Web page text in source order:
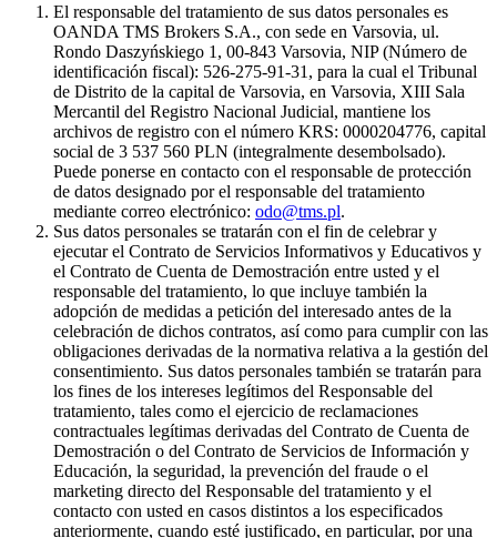
El responsable del tratamiento de sus datos personales es
OANDA TMS Brokers S.A., con sede en Varsovia, ul.
Rondo Daszyńskiego 1, 00-843 Varsovia, NIP (Número de
identificación fiscal): 526-275-91-31, para la cual el Tribunal
de Distrito de la capital de Varsovia, en Varsovia, XIII Sala
Mercantil del Registro Nacional Judicial, mantiene los
archivos de registro con el número KRS: 0000204776, capital
social de 3 537 560 PLN (integralmente desembolsado).
Puede ponerse en contacto con el responsable de protección
de datos designado por el responsable del tratamiento
mediante correo electrónico: odo@tms.pl.
Sus datos personales se tratarán con el fin de celebrar y
ejecutar el Contrato de Servicios Informativos y Educativos y
el Contrato de Cuenta de Demostración entre usted y el
responsable del tratamiento, lo que incluye también la
adopción de medidas a petición del interesado antes de la
celebración de dichos contratos, así como para cumplir con las
obligaciones derivadas de la normativa relativa a la gestión del
consentimiento. Sus datos personales también se tratarán para
los fines de los intereses legítimos del Responsable del
tratamiento, tales como el ejercicio de reclamaciones
contractuales legítimas derivadas del Contrato de Cuenta de
Demostración o del Contrato de Servicios de Información y
Educación, la seguridad, la prevención del fraude o el
marketing directo del Responsable del tratamiento y el
contacto con usted en casos distintos a los especificados
anteriormente, cuando esté justificado, en particular, por una